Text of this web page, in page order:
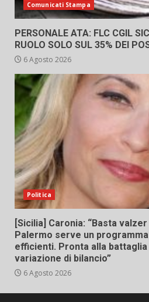
Comunicati Stampa
PERSONALE ATA: FLC CGIL
RUOLO SOLO SUL 35% DEI
6 Agosto 2026
Politica
[Sicilia] Caronia: “Basta
Palermo serve un
efficienti. Pronta alla
variazione di bilancio”
6 Agosto 2026